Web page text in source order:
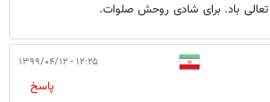
باد. برای شادی روحش صلوات.
۱۲:۲۵ - ۱۳۹۹/۰۴/۱۲
پاسخ